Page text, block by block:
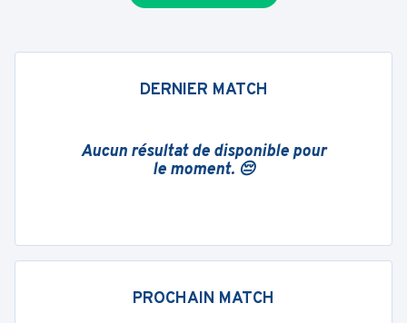
DERNIER MATCH
Aucun résultat de disponible pour
le moment. 😔
PROCHAIN MATCH